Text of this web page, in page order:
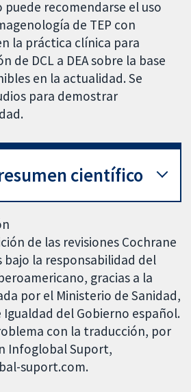
puede recomendarse el uso
de TEP con
la práctica clínica para
de DCL a DEA sobre la base
en la actualidad. Se
para demostrar
científico
de las revisiones Cochrane
bajo la responsabilidad del
gracias a la
por el Ministerio de Sanidad,
Igualdad del Gobierno español.
con la traducción, por
Infoglobal Suport,
suport.com.